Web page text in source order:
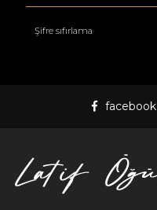
Şifre sıfırlama
facebook